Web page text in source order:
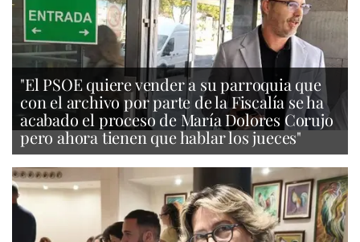
"El PSOE quiere vender a su parroquia que
con el archivo por parte de la Fiscalía se ha
acabado el proceso de María Dolores Corujo
pero ahora tienen que hablar los jueces"